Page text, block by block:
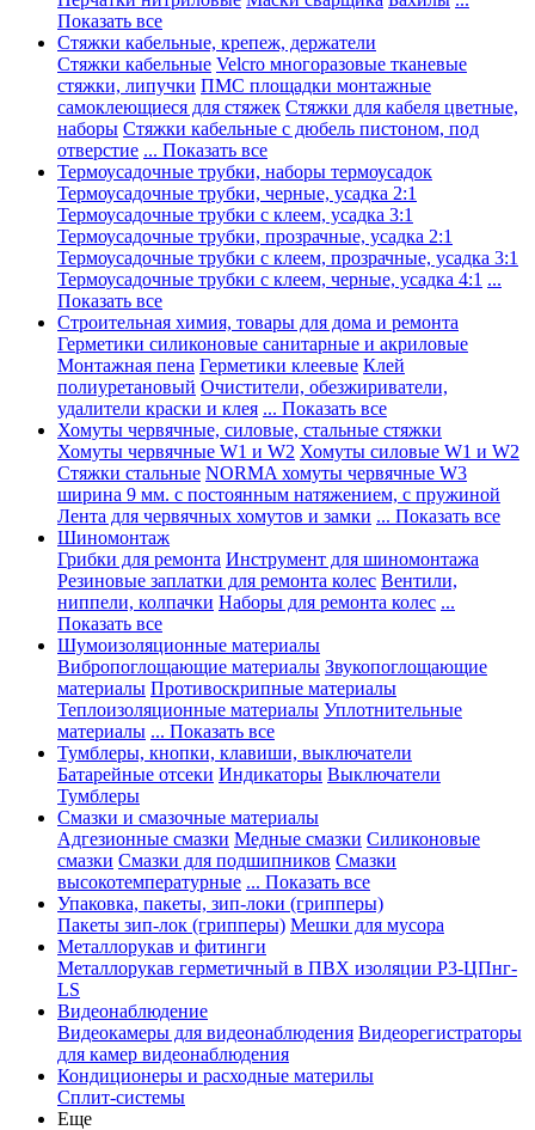
Показать все
Стяжки кабельные, крепеж, держатели
Стяжки кабельные Velcro многоразовые тканевые
стяжки, липучки ПМС площадки монтажные
самоклеющиеся для стяжек Стяжки для кабеля цветные,
наборы Стяжки кабельные с дюбель пистоном, под
отверстие ... Показать все
Термоусадочные трубки, наборы термоусадок
Термоусадочные трубки, черные, усадка 2:1
Термоусадочные трубки с клеем, усадка 3:1
Термоусадочные трубки, прозрачные, усадка 2:1
Термоусадочные трубки с клеем, прозрачные, усадка 3:1
Термоусадочные трубки с клеем, черные, усадка 4:1 ...
Показать все
Строительная химия, товары для дома и ремонта
Герметики силиконовые санитарные и акриловые
Монтажная пена Герметики клеевые Клей
полиуретановый Очистители, обезжириватели,
удалители краски и клея ... Показать все
Хомуты червячные, силовые, стальные стяжки
Хомуты червячные W1 и W2 Хомуты силовые W1 и W2
Стяжки стальные NORMA хомуты червячные W3
ширина 9 мм. с постоянным натяжением, с пружиной
Лента для червячных хомутов и замки ... Показать все
Шиномонтаж
Грибки для ремонта Инструмент для шиномонтажа
Резиновые заплатки для ремонта колес Вентили,
ниппели, колпачки Наборы для ремонта колес ...
Показать все
Шумоизоляционные материалы
Вибропоглощающие материалы Звукопоглощающие
материалы Противоскрипные материалы
Теплоизоляционные материалы Уплотнительные
материалы ... Показать все
Тумблеры, кнопки, клавиши, выключатели
Батарейные отсеки Индикаторы Выключатели
Тумблеры
Смазки и смазочные материалы
Адгезионные смазки Медные смазки Силиконовые
смазки Смазки для подшипников Смазки
высокотемпературные ... Показать все
Упаковка, пакеты, зип-локи (грипперы)
Пакеты зип-лок (грипперы) Мешки для мусора
Металлорукав и фитинги
Металлорукав герметичный в ПВХ изоляции Р3-ЦПнг-
LS
Видеонаблюдение
Видеокамеры для видеонаблюдения Видеорегистраторы
для камер видеонаблюдения
Кондиционеры и расходные материлы
Сплит-системы
Еще